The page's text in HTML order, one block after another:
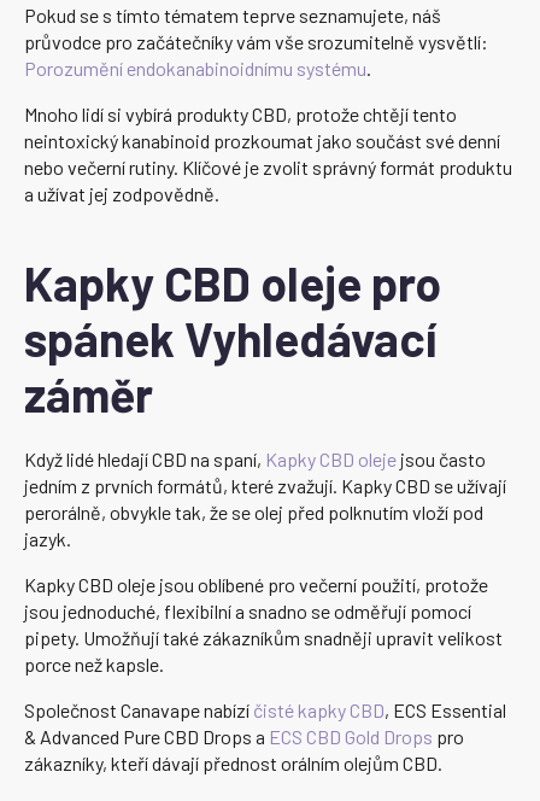
Pokud se s tímto tématem teprve seznamujete, náš
průvodce pro začátečníky vám vše srozumitelně vysvětlí:
Porozumění endokanabinoidnímu systému.
Mnoho lidí si vybírá produkty CBD, protože chtějí tento
neintoxický kanabinoid prozkoumat jako součást své denní
nebo večerní rutiny. Klíčové je zvolit správný formát produktu
a užívat jej zodpovědně.
Kapky CBD oleje pro
spánek Vyhledávací
záměr
Když lidé hledají CBD na spaní, Kapky CBD oleje jsou často
jedním z prvních formátů, které zvažují. Kapky CBD se užívají
perorálně, obvykle tak, že se olej před polknutím vloží pod
jazyk.
Kapky CBD oleje jsou oblíbené pro večerní použití, protože
jsou jednoduché, flexibilní a snadno se odměřují pomocí
pipety. Umožňují také zákazníkům snadněji upravit velikost
porce než kapsle.
Společnost Canavape nabízí čisté kapky CBD, ECS Essential
& Advanced Pure CBD Drops a ECS CBD Gold Drops pro
zákazníky, kteří dávají přednost orálním olejům CBD.